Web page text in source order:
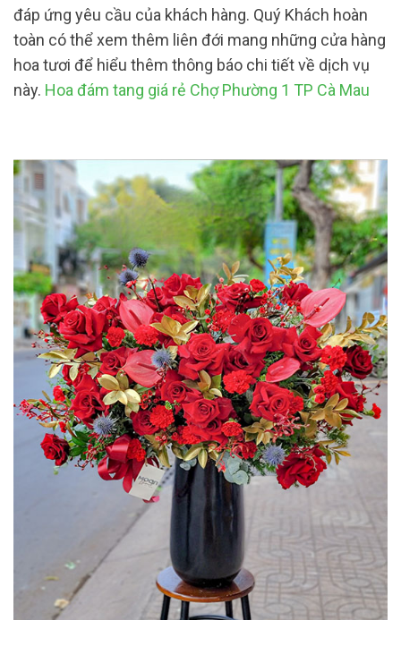
đáp ứng yêu cầu của khách hàng. Quý Khách hoàn
toàn có thể xem thêm liên đới mang những cửa hàng
hoa tươi để hiểu thêm thông báo chi tiết về dịch vụ
này. Hoa đám tang giá rẻ Chợ Phường 1 TP Cà Mau